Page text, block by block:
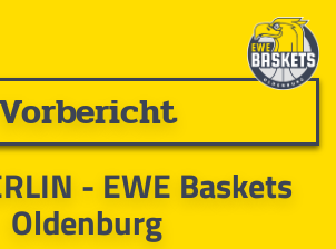
- EWE Baskets
Oldenburg